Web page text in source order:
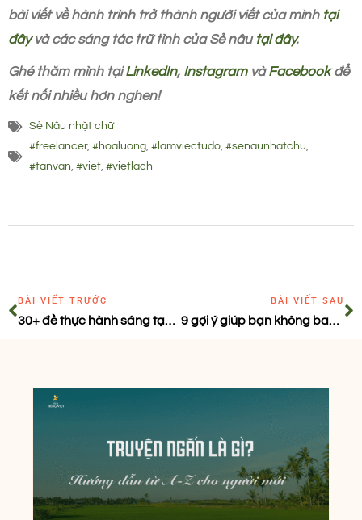
bài viết về hành trình trở thành người viết của mình tại
đâyvà các sáng tác trữ tình của Sẻ nâu tại đây.
Ghé thăm mình tạiLinkedIn, InstagramvàFacebookđể
kết nối nhiều hơn nghen!
Sẻ Nâu nhặt chữ
#freelancer, #hoaluong, #lamviectudo, #senaunhatchu,
#tanvan, #viet, #vietlach
BÀI VIẾT TRƯỚC
30+ đề thực hành sáng tạo giúp bạn nâng cao kỹ năng viết
BÀI VIẾT SAU
9 gợi ý giúp bạn không bao giờ cạn ý tưởng viết mỗi ngày